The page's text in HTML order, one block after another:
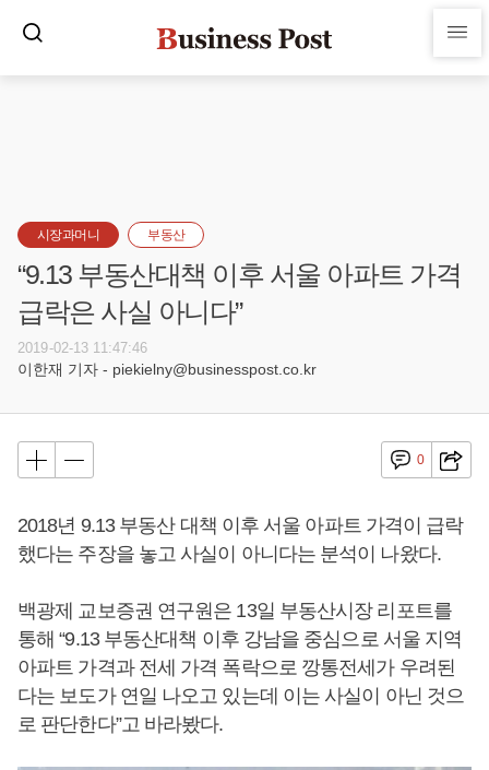
시장과머니 부동산
“9.13 부동산대책 이후 서울 아파트 가격
급락은 사실 아니다”
2019-02-13 11:47:46
이한재 기자 - piekielny@businesspost.co.kr
0
2018년 9.13 부동산 대책 이후 서울 아파트 가격이 급락
했다는 주장을 놓고 사실이 아니다는 분석이 나왔다.
백광제 교보증권 연구원은 13일 부동산시장 리포트를
통해 “9.13 부동산대책 이후 강남을 중심으로 서울 지역
아파트 가격과 전세 가격 폭락으로 깡통전세가 우려된
다는 보도가 연일 나오고 있는데 이는 사실이 아닌 것으
로 판단한다”고 바라봤다.